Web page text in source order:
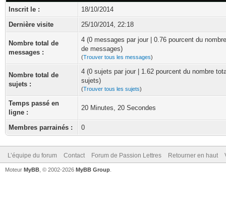
Inscrit le :
18/10/2014
Dernière visite
25/10/2014, 22:18
Nombre total de
messages :
4 (0 messages par jour | 0.76 pourcent du
de messages)
(Trouver tous les messages)
Nombre total de
sujets :
4 (0 sujets par jour | 1.62 pourcent du nombre
sujets)
(Trouver tous les sujets)
Temps passé en
ligne :
20 Minutes, 20 Secondes
Membres parrainés : 0
L’équipe du forum Contact Forum de Passion Lettres Retourner en haut
Moteur MyBB , © 2002-2026 MyBB Group